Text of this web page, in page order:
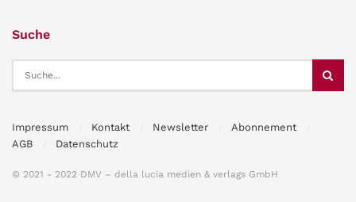
Suche
Impressum Kontakt Newsletter
Abonnement
AGB
Datenschutz
© 2021 - 2022 DMV – della lucia medien & verlags GmbH